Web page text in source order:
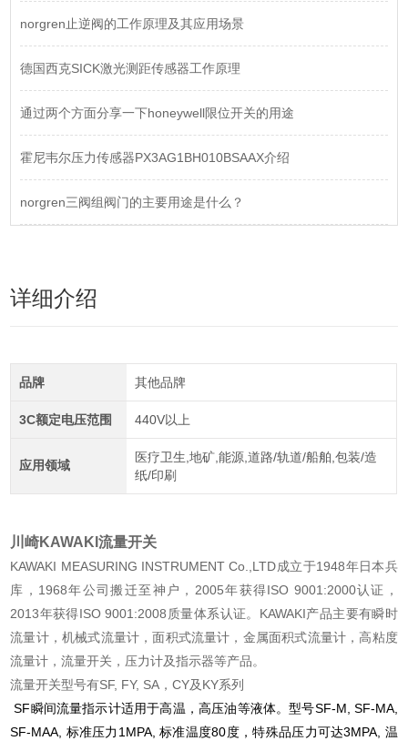
norgren止逆阀的工作原理及其应用场景
德国西克SICK激光测距传感器工作原理
通过两个方面分享一下honeywell限位开关的用途
霍尼韦尔压力传感器PX3AG1BH010BSAAX介绍
norgren三阀组阀门的主要用途是什么？
详细介绍
品牌 其他品牌
3C额定电压范围 440V以上
应用领域
医疗卫生,地矿,能源,道路/轨道/船舶,包装/造
纸/印刷
川崎KAWAKI流量开关
KAWAKI MEASURING INSTRUMENT Co.,LTD成立于1948年日本兵
库，1968年公司搬迁至神户，2005年获得ISO 9001:2000认证，
2013年获得ISO 9001:2008质量体系认证。KAWAKI产品主要有瞬时
流量计，机械式流量计，面积式流量计，金属面积式流量计，高粘度
流量计，流量开关，压力计及指示器等产品。
流量开关型号有SF, FY, SA，CY及KY系列
SF瞬间流量指示计适用于高温，高压油等液体。型号SF-M, SF-MA,
SF-MAA, 标准压力1MPA, 标准温度80度，特殊品压力可达3MPA, 温